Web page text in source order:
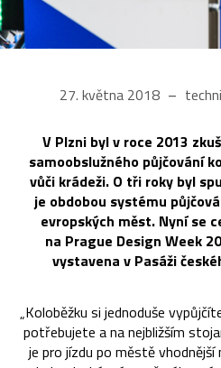
27. května 2018
V Plzni byl v roce 2013
samoobslužného půjčování
vůči krádeži. O tři roky byl
je obdobou systému
evropských měst. Nyní se
na Prague Design Week
vystavena v Pasáži
„Koloběžku si jednoduše
potřebujete a na nejbližším
je pro jízdu po městě vhodnější